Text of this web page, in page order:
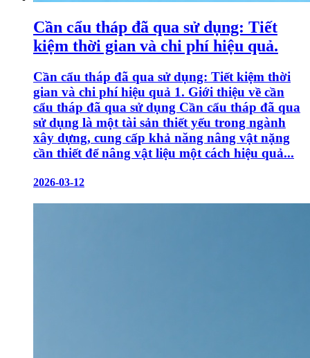
Cần cẩu tháp đã qua sử dụng: Tiết
kiệm thời gian và chi phí hiệu quả.
Cần cẩu tháp đã qua sử dụng: Tiết kiệm thời
gian và chi phí hiệu quả 1. Giới thiệu về cần
cẩu tháp đã qua sử dụng Cần cẩu tháp đã qua
sử dụng là một tài sản thiết yếu trong ngành
xây dựng, cung cấp khả năng nâng vật nặng
cần thiết để nâng vật liệu một cách hiệu quả...
2026-03-12